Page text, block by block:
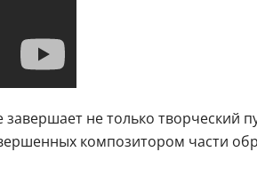
не только творческий
композитором части